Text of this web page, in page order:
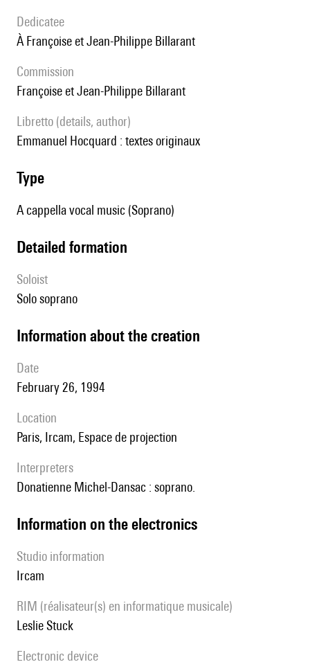
Dedicatee
à Françoise et Jean-Philippe Billarant
Commission
Françoise et Jean-Philippe Billarant
Libretto (details, author)
Emmanuel Hocquard : textes originaux
type
A cappella vocal music (Soprano)
detailed formation
Soloist
solo soprano
information about the creation
date
February 26, 1994
location
Paris, Ircam, Espace de projection
interpreters
Donatienne Michel-Dansac : soprano.
Information on the electronics
Studio information
Ircam
RIM (réalisateur(s) en informatique musicale)
Leslie Stuck
Electronic device